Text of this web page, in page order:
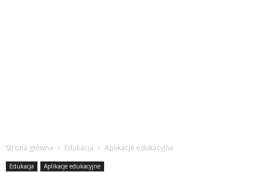
Strona główna Edukacja Aplikacje edukacyjne
Edukacja Aplikacje edukacyjne